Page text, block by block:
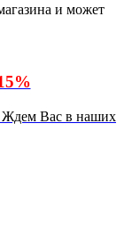
и может
Ждем Вас в наших